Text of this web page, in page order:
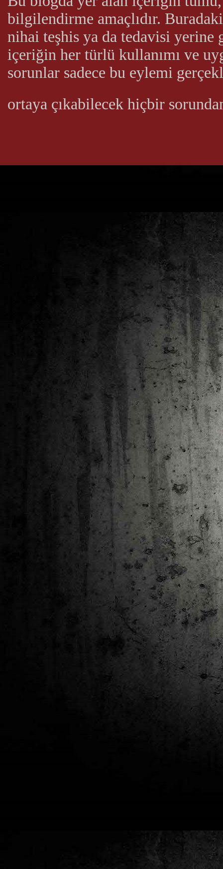
bilgilendirme amaçlıdır.
nihai teşhis ya da tedavisi yerine
içeriğin her türlü kullanımı ve
sorunlar sadece bu eylemi
ortaya çıkabilecek hiçbir